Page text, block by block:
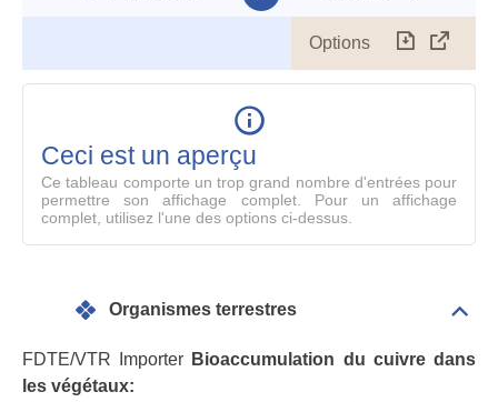
Options
le
Ceci est un aperçu
Ce tableau comporte un trop grand nombre d'entrées pour
permettre son affichage complet. Pour un affichage
complet, utilisez l'une des options ci-dessus.
Organismes terrestres
FDTE/VTR Importer Bioaccumulation du cuivre dans
les végétaux: